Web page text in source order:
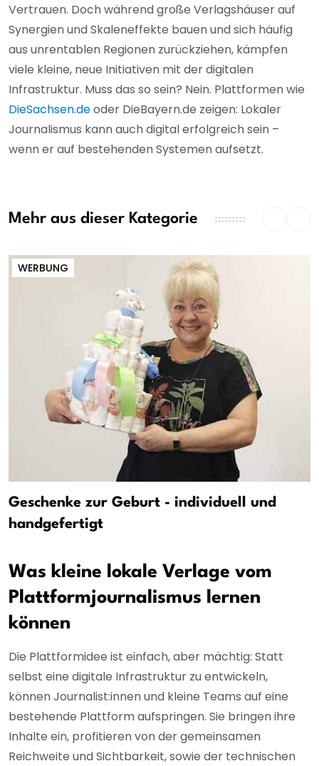
Vertrauen. Doch während große Verlagshäuser auf
Synergien und Skaleneffekte bauen und sich häufig
aus unrentablen Regionen zurückziehen, kämpfen
viele kleine, neue Initiativen mit der digitalen
Infrastruktur. Muss das so sein? Nein. Plattformen wie
DieSachsen.deoder DieBayern.de zeigen: Lokaler
Journalismus kann auch digital erfolgreich sein –
wenn er auf bestehenden Systemen aufsetzt.
Mehr aus dieser Kategorie
WERBUNG
Geschenke zur Geburt - individuell und
handgefertigt
Was kleine lokale Verlage vom
Plattformjournalismus lernen
können
Die Plattformidee ist einfach, aber mächtig: Statt
selbst eine digitale Infrastruktur zu entwickeln,
können Journalist:innen und kleine Teams auf eine
bestehende Plattform aufspringen. Sie bringen ihre
Inhalte ein, profitieren von der gemeinsamen
Reichweite und Sichtbarkeit, sowie der technischen